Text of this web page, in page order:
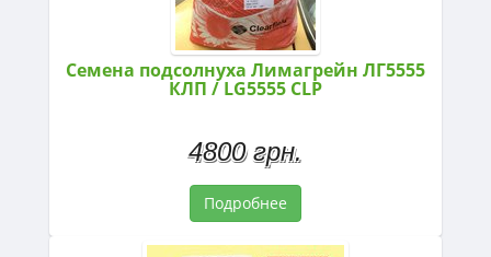
Семена подсолнуха Лимагрейн ЛГ5555
КЛП / LG5555 CLP
4800 грн.
Подробнее